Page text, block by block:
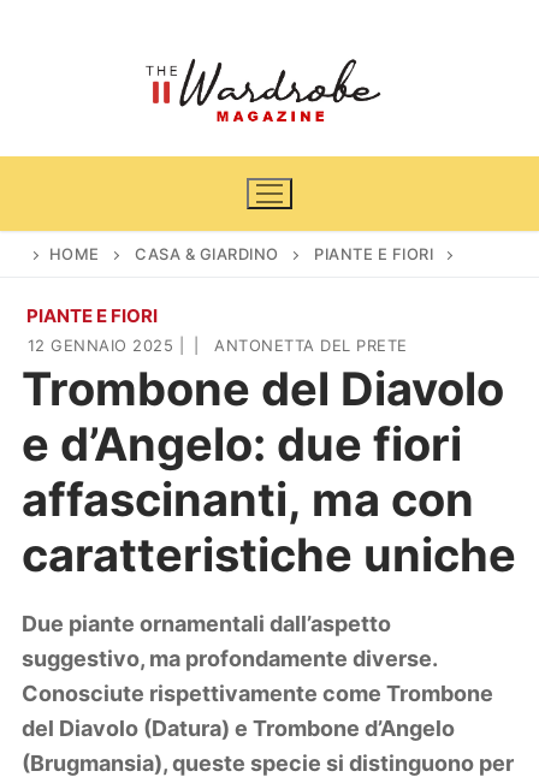
Home
News
Cinema e TV
Casa & Giardino
Arredamento
Piante e fiori
DIY
Lifestyle
Viaggi
Zodiaco
HOME CASA & GIARDINO PIANTE E FIORI
PIANTE E FIORI
12 GENNAIO 2025 ANTONETTA DEL PRETE
Trombone del Diavolo
e d’Angelo: due fiori
affascinanti, ma con
caratteristiche uniche
Due piante ornamentali dall’aspetto
suggestivo, ma profondamente diverse.
Conosciute rispettivamente come Trombone
del Diavolo (Datura) e Trombone d’Angelo
(Brugmansia), queste specie si distinguono per